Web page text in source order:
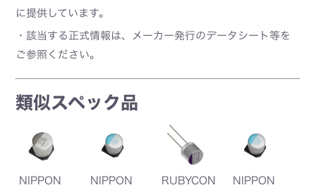
に提供しています。
・該当する正式情報は、メーカー発行のデータシート等を
ご参照ください。
類似スペック品
NIPPON
NIPPON
RUBYCON
NIPPON